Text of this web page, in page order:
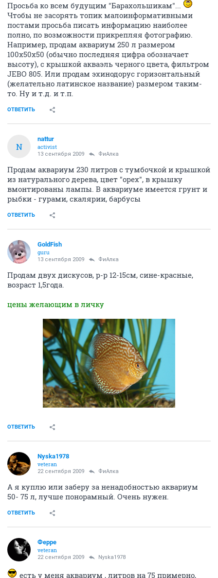
Просьба ко всем будущим "Барахольшикам"...
Чтобы не засорять топик малоинформативными
постами просьба писать информацию наиболее
полно, по возможности прикрепляя фотографию.
Например, продам аквариум 250 л размером
100х50х50 (обычно последняя цифра обозначает
высоту), с крышкой акваэль черного цвета, фильтром
JEBO 805. Или продам эхинодорус горизонтальный
(желательно латинское название) размером таким-
то. Ну и т.д. и т.п.
ОТВЕТИТЬ
N
nattur
activist
13 сентября 2009 ФиАлка
Продам аквариум 230 литров с тумбочкой и крышкой
из натурального дерева, цвет "орех", в крышку
вмонтированы лампы. В аквариуме имеется грунт и
рыбки - гурами, скалярии, барбусы
ОТВЕТИТЬ
GoldFish
guru
13 сентября 2009 ФиАлка
Продам двух дискусов, р-р 12-15см, сине-красные,
возраст 1,5года.
цены желающим в личку
ОТВЕТИТЬ
Nyska1978
veteran
22 сентября 2009 ФиАлка
А я куплю или заберу за ненадобностью аквариум
50- 75 л, лучше понорамный. Очень нужен.
ОТВЕТИТЬ
Ферре
veteran
22 сентября 2009 Nyska1978
есть у меня аквариум , литров на 75 примерно,